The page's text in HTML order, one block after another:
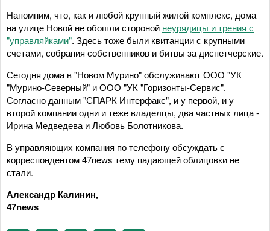
Напомним, что, как и любой крупный жилой комплекс, дома
на улице Новой не обошли стороной неурядицы и трения с
"управляйками". Здесь тоже были квитанции с крупными
счетами, собрания собственников и битвы за диспетчерские.
Сегодня дома в "Новом Мурино" обслуживают ООО "УК
"Мурино-Северный" и ООО "УК "Горизонты-Сервис".
Согласно данным "СПАРК Интерфакс", и у первой, и у
второй компании одни и теже владелцы, два частных лица -
Ирина Медведева и Любовь Болотникова.
В управляющих компания по телефону обсуждать с
корреспондентом 47news тему падающей облицовки не
стали.
Александр Калинин,
47news